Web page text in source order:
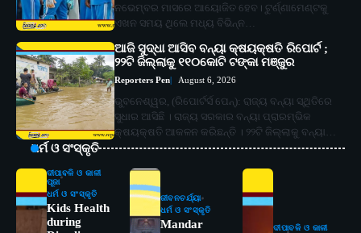
ନଭେମ୍ବର ମାସରେ ଆୟୋଜିତ ହେବ। ଟୁର୍ଣ୍ଣାମେଣ୍ଟକୁ
ଏଖନ ସମୟ ଥିଲେ ମଧ୍ୟ ବିଭିନ୍ନ…
ଆଜି ସୁଦ୍ଧା ଆସିବ ବନ୍ୟା କ୍ଷୟକ୍ଷତି ରିପୋର୍ଟ ;
୨୨ଟି ଜିଲ୍ଲାକୁ ୧୧୦କୋଟି ଟଙ୍କା ମଞ୍ଜୁର
Reporters Pen August 6, 2026
ଭୁବନେଶ୍ୱର, (ରିପୋର୍ଟର୍ସ ପେନ୍‌): ରାଜ୍ୟ ବନ୍ୟା ସ୍ଥିତିରେ
ସୁଧାର ଆସିଛି । ରାଜ୍ୟ ସରକାର ବନ୍ୟା ପ୍ରାରମ୍ଭିକ
କ୍ଷୟକ୍ଷତି ଆକଳନ କରିଛନ୍ତି । ୨୨ଟି ଜିଲ୍ଲାକୁ ବନ୍ୟା…
ଧର୍ମ ଓ ସଂସ୍କୃତି
ଦୀପାବଳି ଓ କାଳୀ
ପୂଜା
ଧର୍ମ ଓ ସଂସ୍କୃତି
Kids Health
during
ଜୀବନଚର୍ଯ୍ୟା
ଧର୍ମ ଓ ସଂସ୍କୃତି
Mandar
ଦୀପାବଳି ଓ କାଳୀ